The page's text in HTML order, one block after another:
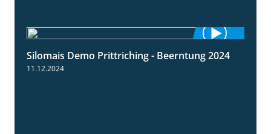
12:28
Silomais Demo Prittriching - Beerntung 2024
11.12.2024